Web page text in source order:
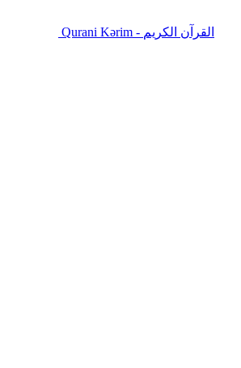
Qurani Kərim - القرآن الكريم